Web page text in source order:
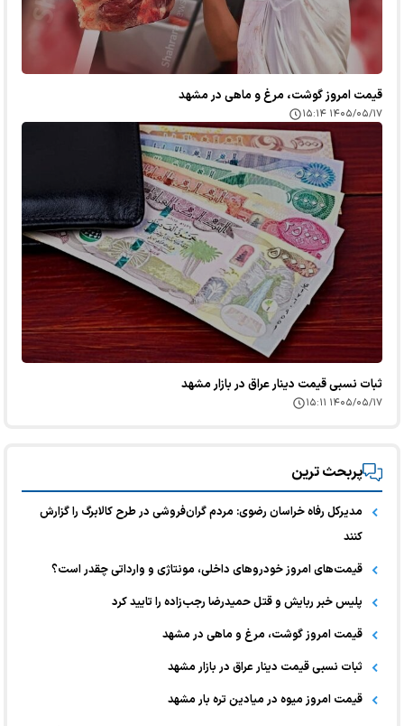
قیمت امروز گوشت، مرغ و ماهی در مشهد
۱۴۰۵/۰۵/۱۷ ۱۵:۱۴
ثبات نسبی قیمت دینار عراق در بازار مشهد
۱۴۰۵/۰۵/۱۷ ۱۵:۱۱
پربحث ترین
مدیرکل رفاه خراسان رضوی: مردم گران‌فروشی در طرح کالابرگ را گزارش
کنند
قیمت‌های امروز خودرو‌های داخلی، مونتاژی و وارداتی چقدر است؟
پلیس خبر ربایش و قتل حمیدرضا رجب‌زاده را تایید کرد
قیمت امروز گوشت، مرغ و ماهی در مشهد
ثبات نسبی قیمت دینار عراق در بازار مشهد
قیمت امروز میوه در میادین تره بار مشهد